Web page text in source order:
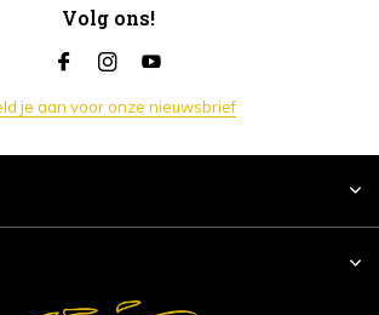
Volg ons!
je aan voor onze nieuwsbrief